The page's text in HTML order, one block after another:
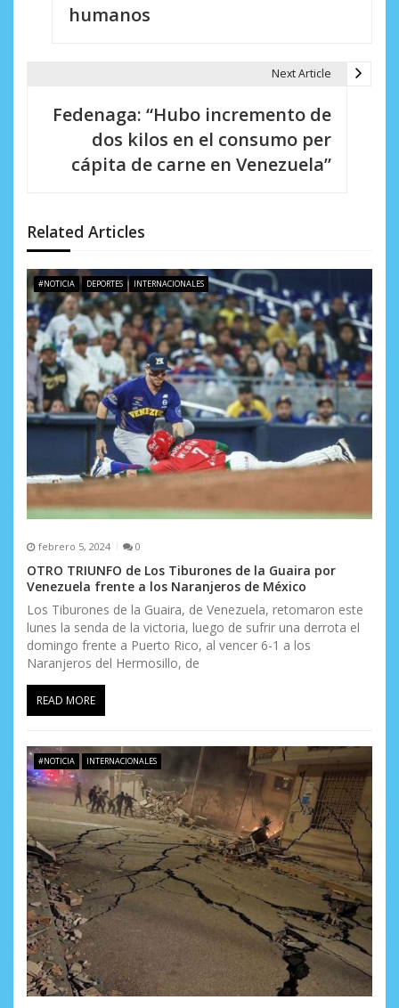
n
d
e
e
n
t
r
d
a
s
humanos
Next Article
Fedenaga: “Hubo incremento de
dos kilos en el consumo per
cápita de carne en Venezuela”
Related Articles
#NOTICIA DEPORTES INTERNACIONALES
febrero 5, 2024 0
OTRO TRIUNFO de Los Tiburones de la Guaira por
Venezuela frente a los Naranjeros de México
Los Tiburones de la Guaira, de Venezuela, retomaron este
lunes la senda de la victoria, luego de sufrir una derrota el
domingo frente a Puerto Rico, al vencer 6-1 a los
Naranjeros del Hermosillo, de
READ MORE
#NOTICIA INTERNACIONALES